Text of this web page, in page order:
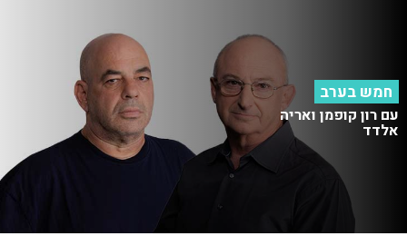
חמש בערב
עם רון קופמן ואריה
אלדד